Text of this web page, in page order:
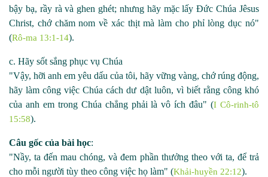
bậy bạ, rầy rà và ghen ghét; nhưng hãy mặc lấy Đức Chúa Jêsus
Christ, chớ chăm nom về xác thịt mà làm cho phỉ lòng dục nó"
(Rô-ma 13:1-14).
c. Hãy sốt sắng phục vụ Chúa
"Vậy, hỡi anh em yêu dấu của tôi, hãy vững vàng, chớ rúng động,
hãy làm công việc Chúa cách dư dật luôn, vì biết rằng công khó
của anh em trong Chúa chẳng phải là vô ích đâu" (I Cô-rinh-tô
15:58).
Câu gốc của bài học:
"Nầy, ta đến mau chóng, và đem phần thưởng theo với ta, để trả
cho mỗi người tùy theo công việc họ làm" (Khải-huyền 22:12).